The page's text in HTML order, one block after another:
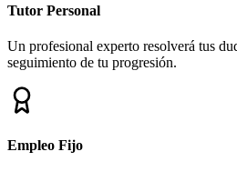
Tutor Personal
Un profesional experto resolverá tus
seguimiento de tu progresión.
Empleo Fijo